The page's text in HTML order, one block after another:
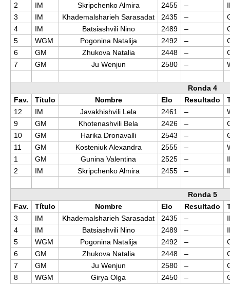
2
IM Skripchenko Almira 2455 –
3
IM Khademalsharieh Sarasadat 2435 –
4
IM Batsiashvili Nino 2489 –
5
WGM Pogonina Natalija 2492 –
6
GM Zhukova Natalia 2448 –
7
GM Ju Wenjun 2580 –
Ronda 4
Fav.
Título Nombre Elo Resultado
12
IM Javakhishvili Lela 2461 –
9
GM Khotenashvili Bela 2426 –
10
GM Harika Dronavalli 2543 –
11
GM Kosteniuk Alexandra 2555 –
1
GM Gunina Valentina 2525 –
2
IM Skripchenko Almira 2455 –
Ronda 5
Fav.
Título Nombre Elo Resultado
3
IM Khademalsharieh Sarasadat 2435 –
4
IM Batsiashvili Nino 2489 –
5
WGM Pogonina Natalija 2492 –
6
GM Zhukova Natalia 2448 –
7
GM Ju Wenjun 2580 –
8
WGM Girya Olga 2450 –